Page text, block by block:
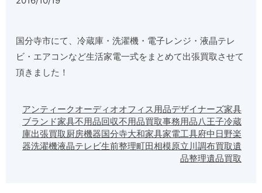
国分寺市にて、冷蔵庫・洗濯機・電子レンジ・液晶テレ
ビ・エアコンなど生活家電一式をまとめて出張買取させて
頂きました！
アンティークオーディオオフィス用品デザイナーズ家具
ブランド家具不用品回収不用品買取事務用品八王子冷蔵
庫出張買取 厨房機器国分寺大和家具家電工具府中 日野楽
器洗濯機液晶テレビ生前整理町田相模原立川調布買取遺
品整理遺品買取